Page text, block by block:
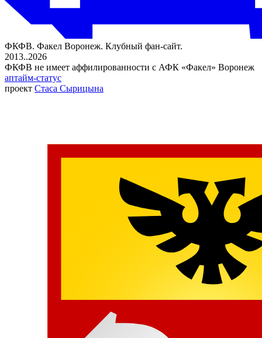
ФКФВ. Факел Воронеж. Клубный фан-сайт.
2013..2026
ФКФВ не имеет аффилированности с АФК «Факел» Воронеж
аптайм-статус
проект Стаса Сырицына